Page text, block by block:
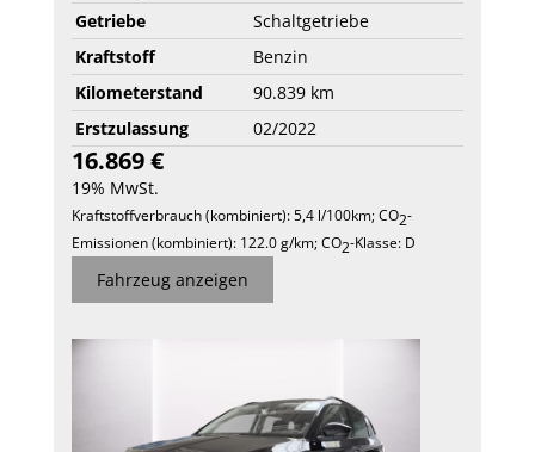
Getriebe
Schaltgetriebe
Kraftstoff
Benzin
Kilometerstand
90.839 km
Erstzulassung
02/2022
16.869 €
19% MwSt.
Kraftstoffverbrauch (kombiniert): 5,4 l/100km;CO2-
Emissionen (kombiniert): 122.0 g/km;CO2-Klasse: D
Fahrzeug anzeigen